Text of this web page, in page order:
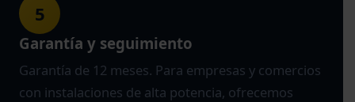
5
Garantía y seguimiento
Garantía de 12 meses. Para empresas y comercios
con instalaciones de alta potencia, ofrecemos